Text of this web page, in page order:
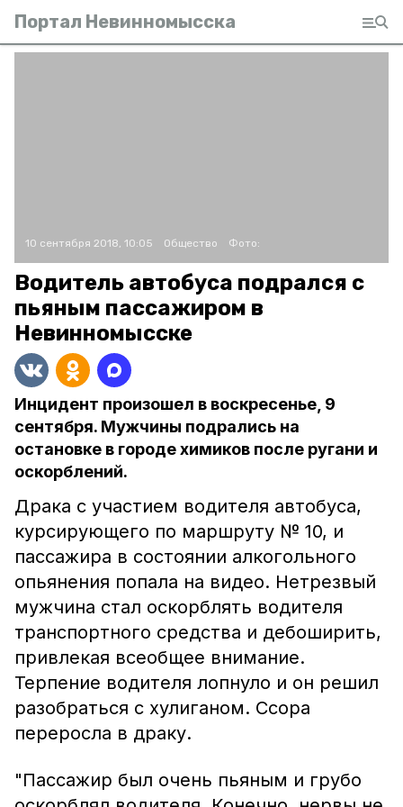
Портал Невинномысска
10 сентября 2018, 10:05 Общество Фото:
Водитель автобуса подрался с
пьяным пассажиром в
Невинномысске
Инцидент произошел в воскресенье, 9
сентября. Мужчины подрались на
остановке в городе химиков после ругани и
оскорблений.
Драка с участием водителя автобуса,
курсирующего по маршруту № 10, и
пассажира в состоянии алкогольного
опьянения попала на видео. Нетрезвый
мужчина стал оскорблять водителя
транспортного средства и дебоширить,
привлекая всеобщее внимание.
Терпение водителя лопнуло и он решил
разобраться с хулиганом. Ссора
переросла в драку.
"Пассажир был очень пьяным и грубо